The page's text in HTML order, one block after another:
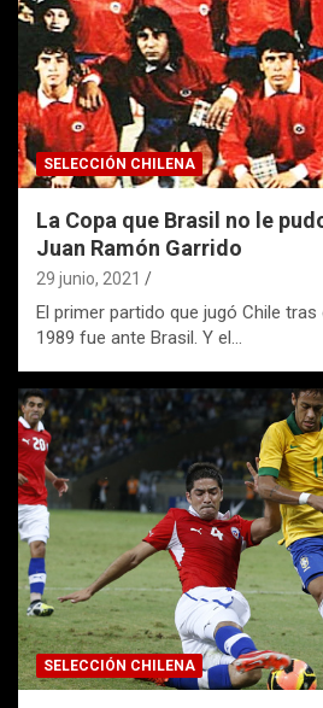
SELECCIÓN CHILENA
La Copa que Brasil no le
Juan Ramón Garrido
29 junio, 2021
El primer partido que jugó Chile
1989 fue ante Brasil. Y el…
SELECCIÓN CHILENA